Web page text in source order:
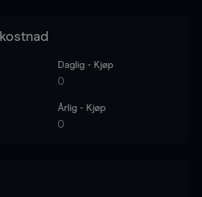
Daglig - Kjøp
0
Årlig - Kjøp
0